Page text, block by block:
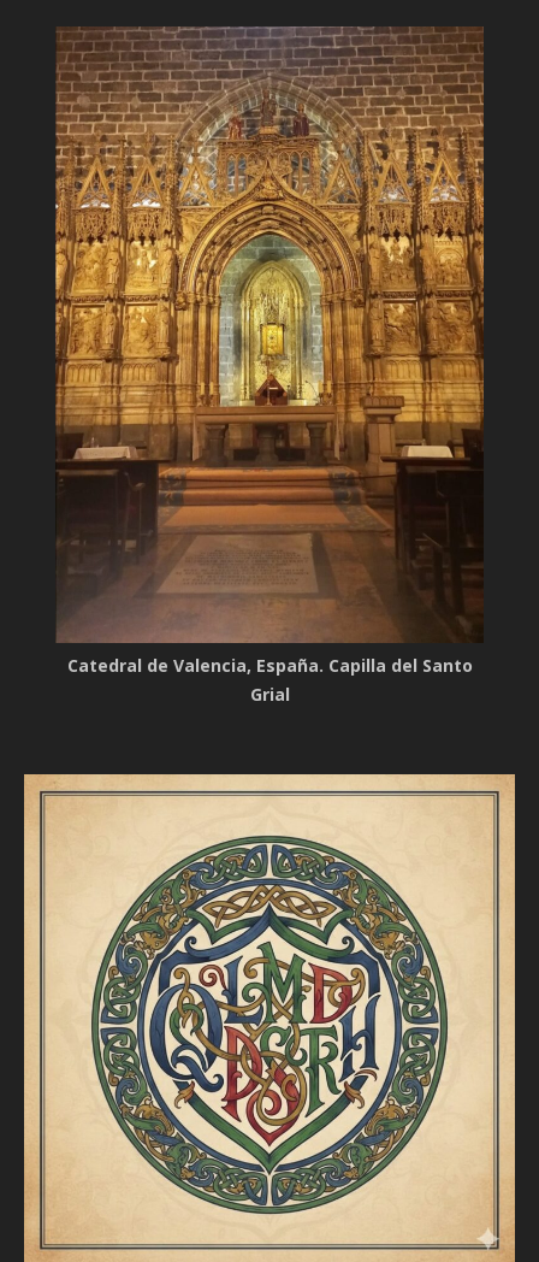
Catedral de Valencia, España. Capilla del Santo
Grial